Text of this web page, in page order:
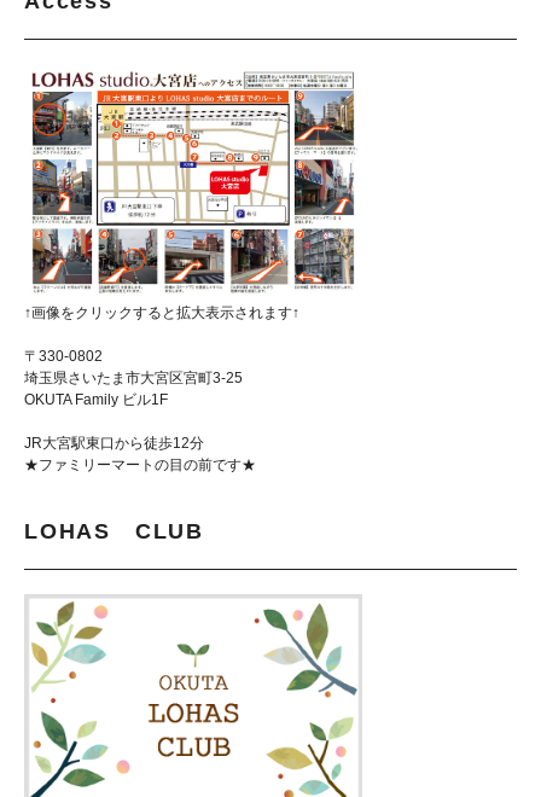
↑画像をクリックすると拡大表示されます↑
〒330-0802
埼玉県さいたま市大宮区宮町3-25
OKUTA Family ビル1F
JR大宮駅東口から徒歩12分
★ファミリーマートの目の前です★
LOHAS CLUB